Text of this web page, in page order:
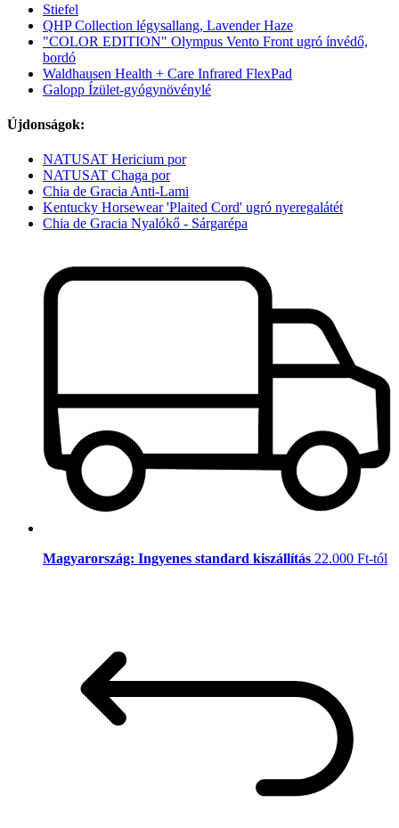
Stiefel
QHP Collection légysallang, Lavender Haze
"COLOR EDITION" Olympus Vento Front ugró ínvédő,
bordó
Waldhausen Health + Care Infrared FlexPad
Galopp Ízület-gyógynövénylé
Újdonságok:
NATUSAT Hericium por
NATUSAT Chaga por
Chia de Gracia Anti-Lami
Kentucky Horsewear 'Plaited Cord' ugró nyeregalátét
Chia de Gracia Nyalókő - Sárgarépa
Magyarország: Ingyenes standard kiszállítás 22.000 Ft-tól